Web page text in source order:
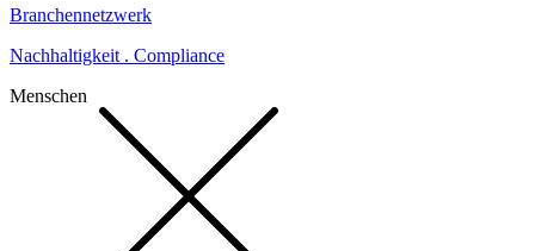
Branchennetzwerk
Nachhaltigkeit . Compliance
Menschen